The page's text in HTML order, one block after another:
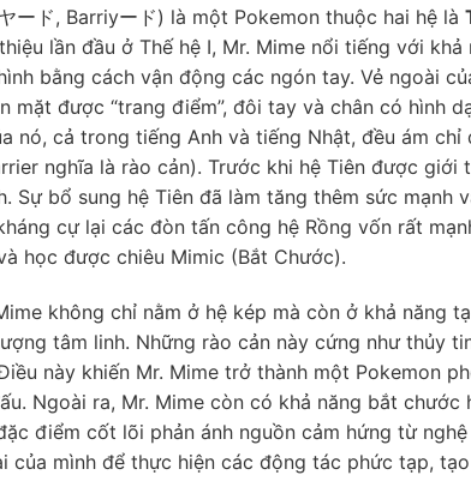
ード, Barriyード) là một Pokemon thuộc hai hệ là
lần đầu ở Thế hệ I, Mr. Mime nổi tiếng với
bằng cách vận động các ngón tay. Vẻ ngoài
mặt được “trang điểm”, đôi tay và chân có hình
nó, cả trong tiếng Anh và tiếng Nhật, đều ám chỉ
nghĩa là rào cản). Trước khi hệ Tiên được giới
Sự bổ sung hệ Tiên đã làm tăng thêm sức mạnh
cự lại các đòn tấn công hệ Rồng vốn rất
học được chiêu Mimic (Bắt Chước).
không chỉ nằm ở hệ kép mà còn ở khả năng
tâm linh. Những rào cản này cứng như thủy
này khiến Mr. Mime trở thành một Pokemon
Ngoài ra, Mr. Mime còn có khả năng bắt
điểm cốt lõi phản ánh nguồn cảm hứng từ
của mình để thực hiện các động tác phức tạp,